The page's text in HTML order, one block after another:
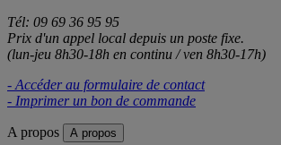
Tél: 09 69 36 95 95
Prix d'un appel local depuis un poste fixe.
(lun-jeu 8h30-18h en continu / ven 8h30-17h)
- Accéder au formulaire de contact
- Imprimer un bon de commande
A propos A propos